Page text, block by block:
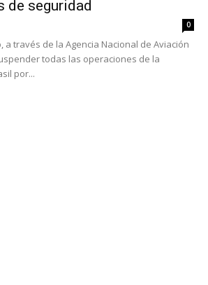
de seguridad
0
a través de la Agencia Nacional de Aviación
todas las operaciones de la
por...